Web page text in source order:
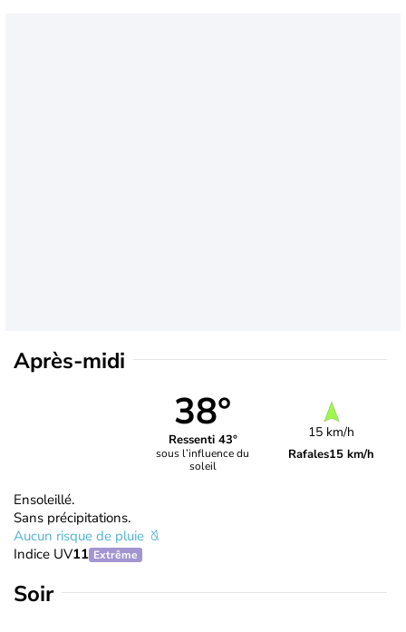
Après-midi
38°
Ressenti 43°
sous l’influence du
soleil
15 km/h
Rafales15 km/h
Ensoleillé.
Sans précipitations.
Aucun risque de pluie
Indice UV11 Extrême
Soir